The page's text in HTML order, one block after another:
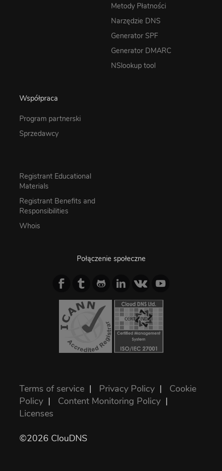
Metody Płatności
Narzędzie DNS
Generator SPF
Generator DMARC
NSlookup tool
Współpraca
Program partnerski
Sprzedawcy
Registrant Educational
Materials
Registrant Benefits and
Responsibilities
Whois
Połączenie społeczne
Terms of service | Privacy Policy | Cookie
Policy | Content Monitoring Policy |
Licenses
©2026 ClouDNS